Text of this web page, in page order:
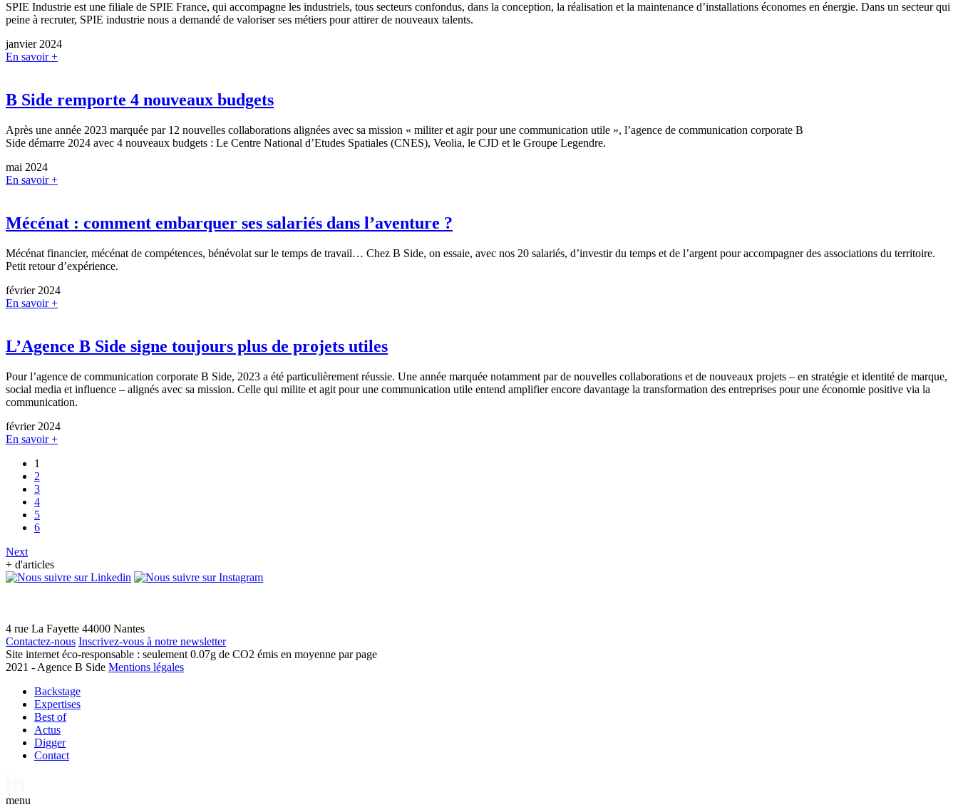
SPIE Industrie est une filiale de SPIE France, qui accompagne les industriels, tous secteurs confondus, dans la conception, la réalisation et la maintenance d’installations économes en énergie. Dans un secteur qui
peine à recruter, SPIE industrie nous a demandé de valoriser ses métiers pour attirer de nouveaux talents.
janvier 2024
En savoir +
B Side remporte 4 nouveaux budgets
Après une année 2023 marquée par 12 nouvelles collaborations alignées avec sa mission « militer et agir pour une communication utile », l’agence de communication corporate B
Side démarre 2024 avec 4 nouveaux budgets : Le Centre National d’Etudes Spatiales (CNES), Veolia, le CJD et le Groupe Legendre.
mai 2024
En savoir +
Mécénat : comment embarquer ses salariés dans l’aventure ?
Mécénat financier, mécénat de compétences, bénévolat sur le temps de travail… Chez B Side, on essaie, avec nos 20 salariés, d’investir du temps et de l’argent pour accompagner des associations du territoire.
Petit retour d’expérience.
février 2024
En savoir +
L’Agence B Side signe toujours plus de projets utiles
Pour l’agence de communication corporate B Side, 2023 a été particulièrement réussie. Une année marquée notamment par de nouvelles collaborations et de nouveaux projets – en stratégie et identité de marque,
social media et influence – alignés avec sa mission. Celle qui milite et agit pour une communication utile entend amplifier encore davantage la transformation des entreprises pour une économie positive via la
communication.
février 2024
En savoir +
1
2
3
4
5
6
Next
+ d'articles
4 rue La Fayette 44000 Nantes
Contactez-nous Inscrivez-vous à notre newsletter
Site internet éco-responsable : seulement 0.07g de CO2 émis en moyenne par page
2021 - Agence B Side Mentions légales
Backstage
Expertises
Best of
Actus
Digger
Contact
menu